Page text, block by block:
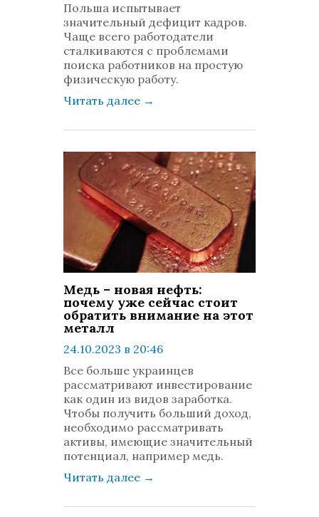
комментариев: 0
Польша испытывает
значительный дефицит кадров.
Чаще всего работодатели
сталкиваются с проблемами
поиска работников на простую
физическую работу.
Читать далее →
Медь – новая нефть:
почему уже сейчас стоит
обратить внимание на этот
металл
24.10.2023 в 20:46
просмотров: 364
комментариев: 0
Все больше украинцев
рассматривают инвестирование
как один из видов заработка.
Чтобы получить больший доход,
необходимо рассматривать
активы, имеющие значительный
потенциал, например медь.
Читать далее →